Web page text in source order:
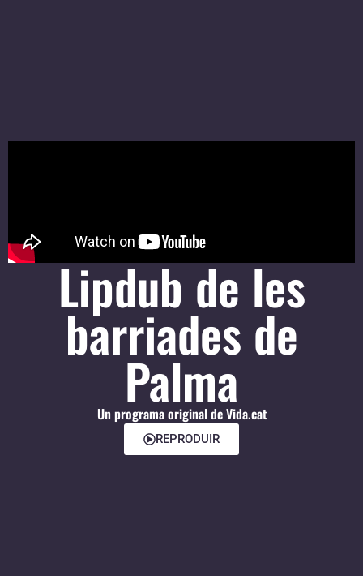
Lipdub de les
barriades de
Palma
Un programa original de Vida.cat
REPRODUIR